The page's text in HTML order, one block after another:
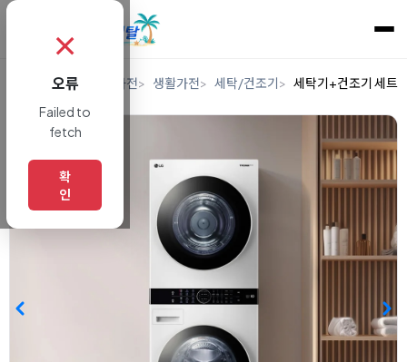
렌탈 디지털/가전 생활가전 세탁/건조기 세탁기+건조기 세트
✗
오류
Failed to
fetch
확
인